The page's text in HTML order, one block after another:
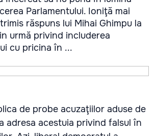
Parlamentului. Ioniţă mai
răspuns lui Mihai Ghimpu la
urmă privind includerea
cu pricina în ...
de probe acuzaţiilor aduse de
adresa acestuia privind falsul în